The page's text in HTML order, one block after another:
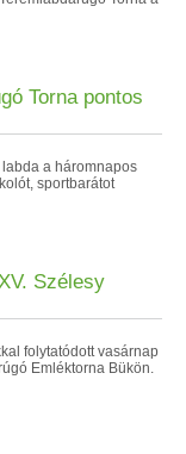
Torna pontos
a háromnapos
sportbarátot
Szélesy
folytatódott vasárnap
Emléktorna Bükön.